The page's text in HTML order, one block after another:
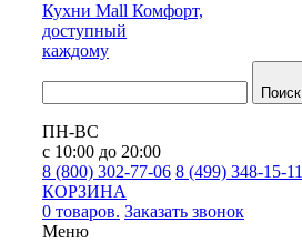
Кухни Mall Комфорт,
доступный
каждому
Поиск
ПН-ВС
с 10:00 до 20:00
8 (800) 302-77-06 8 (499) 348-15-11
КОРЗИНА
0 товаров. Заказать звонок
Меню